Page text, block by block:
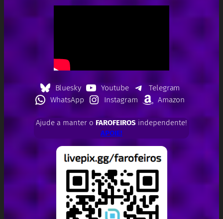
Bluesky Youtube
Telegram
WhatsApp
Instagram Amazon
Ajude a manter o FAROFEIROSindependente!
APOIE!